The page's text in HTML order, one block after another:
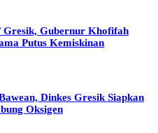
Gresik, Gubernur Khofifah
Putus Kemiskinan
Dinkes Gresik Siapkan
Oksigen